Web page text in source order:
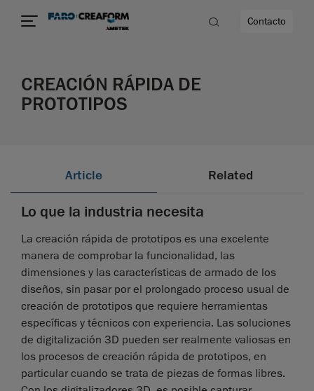
Contacto
CREACIÓN RÁPIDA DE
PROTOTIPOS
Article Related
Lo que la industria necesita
La creación rápida de prototipos es una excelente
manera de comprobar la funcionalidad, las
dimensiones y las características de armado de los
diseños, sin pasar por el prolongado proceso usual de
creación de prototipos que requiere herramientas
específicas y técnicos con experiencia. Las soluciones
de digitalización 3D pueden ser realmente valiosas en
los procesos de creación rápida de prototipos, en
particular cuando se trata de piezas de formas libres.